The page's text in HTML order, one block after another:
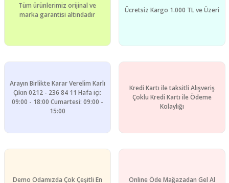
Bu ürüne benzer farklı alternatifler olmalı.
Tüm ürünlerimiz orijinal ve
marka garantisi altındadır
Ücretsiz Kargo 1.000 TL ve Üzeri
Arayın Birlikte Karar Verelim Karlı
Çıkın 0212 - 236 84 11 Hafa içi:
09:00 - 18:00 Cumartesi: 09:00 -
15:00
Kredi Kartı ile taksitli Alışveriş
Çoklu Kredi Kartı ile Ödeme
Kolaylığı
Demo Odamızda Çok Çeşitli En
Online Öde Mağazadan Gel Al